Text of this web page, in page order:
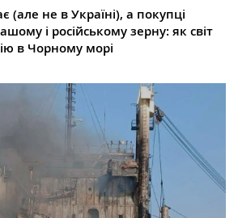
не в Україні), а покупці
і російському зерну: як світ
в Чорному морі